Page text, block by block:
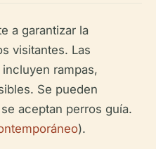
a garantizar la
visitantes. Las
rampas,
Se pueden
aceptan perros guía.
).